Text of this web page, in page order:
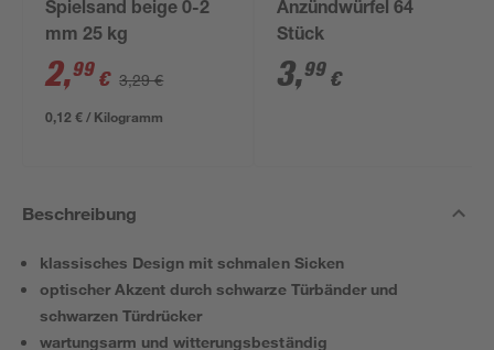
Spielsand beige 0-2
mm 25 kg
2,99 € 3,29 €
0,12 € / Kilogramm
Anzündwürfel 64
Stück
3,99 €
Beschreibung
klassisches Design mit schmalen Sicken
optischer Akzent durch schwarze Türbänder und
schwarzen Türdrücker
wartungsarm und witterungsbeständig